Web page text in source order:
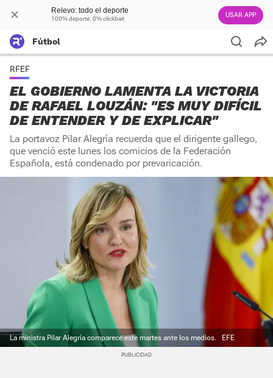
Relevo: todo el deporte
100% deporte. 0% clickbait USAR APP
Fútbol
RFEF
EL GOBIERNO LAMENTA LA VICTORIA
DE RAFAEL LOUZÁN: "ES MUY DIFÍCIL
DE ENTENDER Y DE EXPLICAR"
La portavoz Pilar Alegría recuerda que el dirigente gallego,
que venció este lunes los comicios de la Federación
Española, está condenado por prevaricación.
La ministra Pilar Alegría comparece este martes ante los medios. EFE